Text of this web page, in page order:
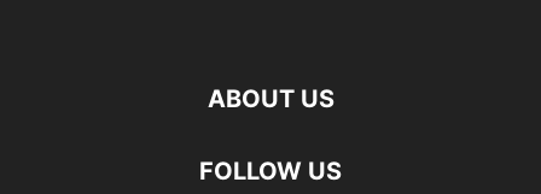
ABOUT US
FOLLOW US